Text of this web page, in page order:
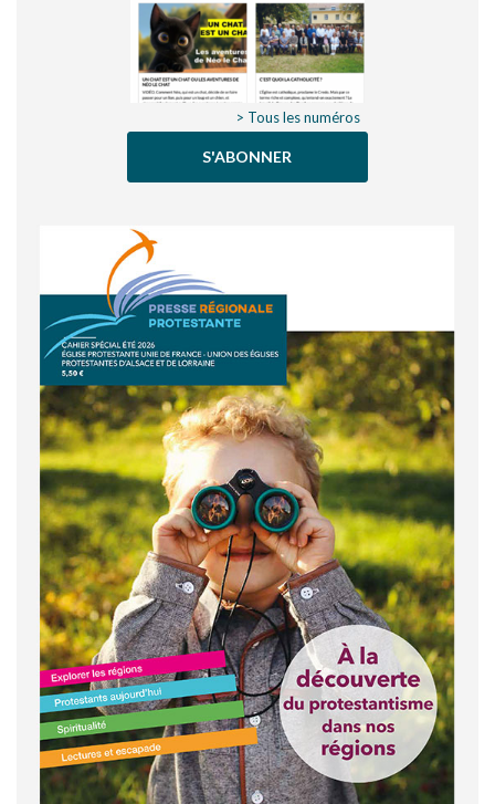
> Tous les numéros
S'ABONNER